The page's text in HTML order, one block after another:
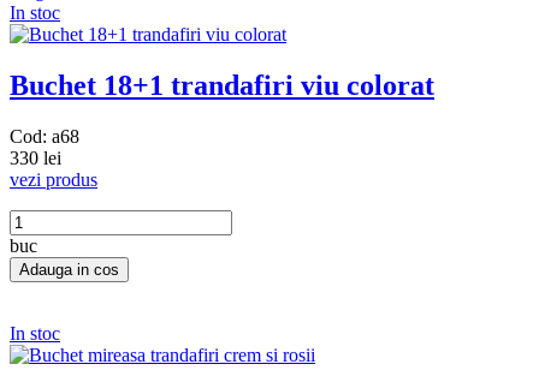
In stoc
Buchet 18+1 trandafiri viu colorat
Cod: a68
330 lei
vezi produs
buc
In stoc